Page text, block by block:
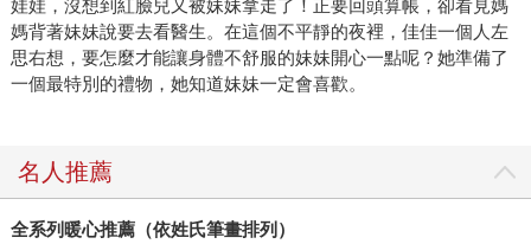
娃娃，沒想到紅臉兒又被妹妹拿走了！正要回頭算帳，卻看見媽
媽背著妹妹說要去看醫生。在這個不平靜的夜裡，佳佳一個人左
思右想，要怎麼才能讓身體不舒服的妹妹開心一點呢？她準備了
一個最特別的禮物，她知道妹妹一定會喜歡。
名人推薦
全系列暖心推薦（依姓氏筆畫排列）